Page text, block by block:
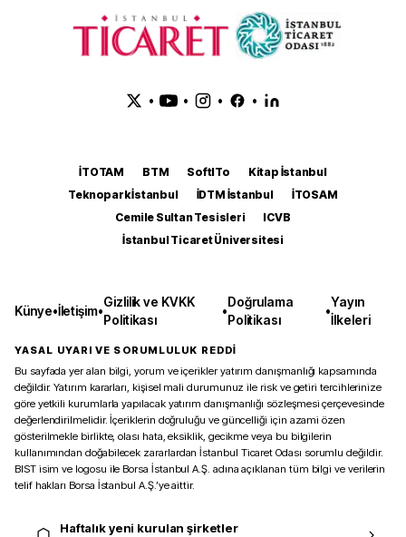
• • • •
İTOTAM BTM SoftITo
Kitap İstanbul
Teknopark İstanbul
İDTM İstanbul
İTOSAM
Cemile Sultan Tesisleri
ICVB
İstanbul Ticaret Üniversitesi
Künye•İletişim•
Gizlilik ve KVKK
Politikası
•
Doğrulama
Politikası
•
Yayın
İlkeleri
YASAL UYARI VE SORUMLULUK REDDİ
Bu sayfada yer alan bilgi, yorum ve içerikler yatırım danışmanlığı kapsamında
değildir. Yatırım kararları, kişisel mali durumunuz ile risk ve getiri tercihlerinize
göre yetkili kurumlarla yapılacak yatırım danışmanlığı sözleşmesi çerçevesinde
değerlendirilmelidir. İçeriklerin doğruluğu ve güncelliği için azami özen
gösterilmekle birlikte, olası hata, eksiklik, gecikme veya bu bilgilerin
kullanımından doğabilecek zararlardan İstanbul Ticaret Odası sorumlu değildir.
BIST isim ve logosu ile Borsa İstanbul A.Ş. adına açıklanan tüm bilgi ve verilerin
telif hakları Borsa İstanbul A.Ş.’ye aittir.
Haftalık yeni kurulan şirketler